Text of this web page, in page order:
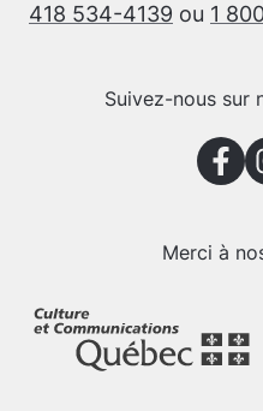
418 534-4139 ou 1
Suivez-nous sur
Merci à